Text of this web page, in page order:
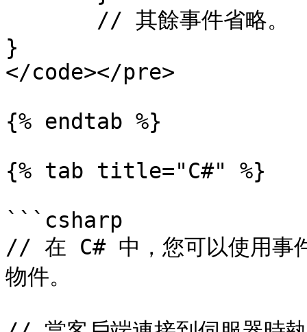
}
</code></pre>
{% endtab %}
{% tab title="C#" %}
```csharp
// 在 C# 中，您可以使用事
物件。